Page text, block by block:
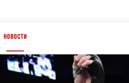
НОВОСТИ